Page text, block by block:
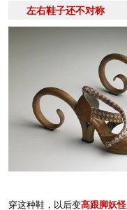
左右鞋子还不对称
穿这种鞋，以后变高跟脚妖怪